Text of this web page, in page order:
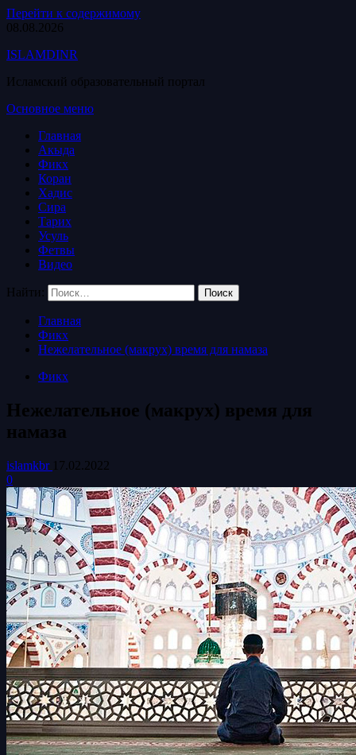
Перейти к содержимому
08.08.2026
ISLAMDINR
Исламский образовательный портал
Основное меню
Главная
Акыда
Фикх
Коран
Хадис
Сира
Тарих
Усуль
Фетвы
Видео
Найти:
Главная
Фикх
Нежелательное (макрух) время для намаза
Фикх
Нежелательное (макрух) время для
намаза
islamkbr 17.02.2022
0